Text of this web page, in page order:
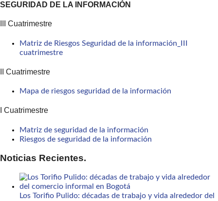
SEGURIDAD DE LA INFORMACIÓN
III Cuatrimestre
Matriz de Riesgos Seguridad de la información_III
cuatrimestre
II Cuatrimestre
Mapa de riesgos seguridad de la información
I Cuatrimestre
Matriz de seguridad de la información
Riesgos de seguridad de la información
Noticias Recientes.
Los Torifio Pulido: décadas de trabajo y vida alrededor del